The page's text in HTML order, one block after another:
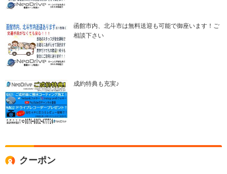
函館市内、北斗市は無料送迎も可能で御座います！ご
相談下さい
成約特典も充実♪
クーポン